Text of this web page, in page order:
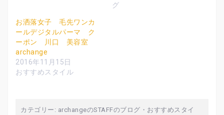
ド
ウ
で
開
き
ま
す
)
さ
い
(
新
し
ウ
ィ
ン
ド
す
ド
ウ
で
開
き
)
グ
お洒落女子 毛先ワンカ
ールデジタルパーマ ク
ーポン 川口 美容室
archange
2016年11月15日
おすすめスタイル
カテゴリー: archangeのSTAFFのブログ ・ おすすめスタイ